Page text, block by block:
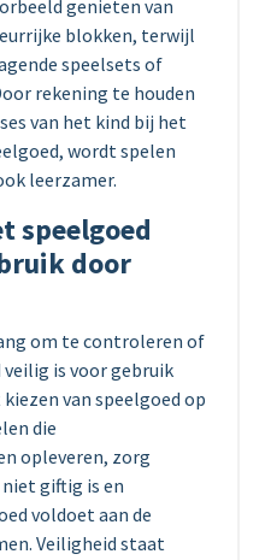
genieten van
blokken, terwijl
speelsets of
rekening te houden
van het kind bij het
wordt spelen
leerzamer.
speelgoed
door
om te controleren of
is voor gebruik
van speelgoed op
die
opleveren, zorg
giftig is en
voldoet aan de
Veiligheid staat